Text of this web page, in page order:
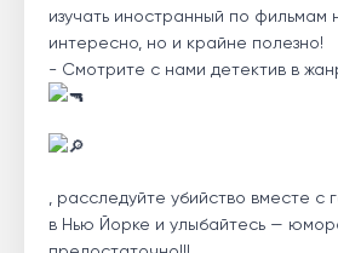
изучать иностранный по фильмам
интересно, но и крайне полезно!
- Смотрите с нами детектив в
, расследуйте убийство вместе с
в Нью Йорке и улыбайтесь —